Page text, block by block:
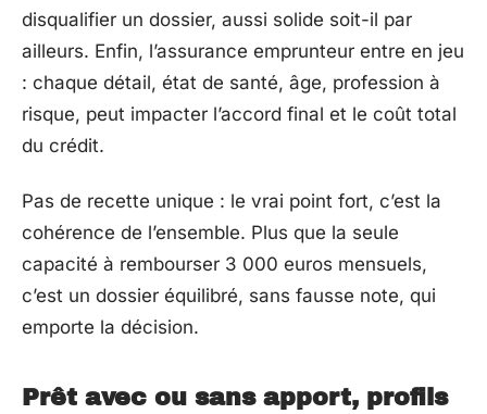
disqualifier un dossier, aussi solide soit-il par
ailleurs. Enfin, l’assurance emprunteur entre en jeu
: chaque détail, état de santé, âge, profession à
risque, peut impacter l’accord final et le coût total
du crédit.
Pas de recette unique : le vrai point fort, c’est la
cohérence de l’ensemble. Plus que la seule
capacité à rembourser 3 000 euros mensuels,
c’est un dossier équilibré, sans fausse note, qui
emporte la décision.
Prêt avec ou sans apport, profils